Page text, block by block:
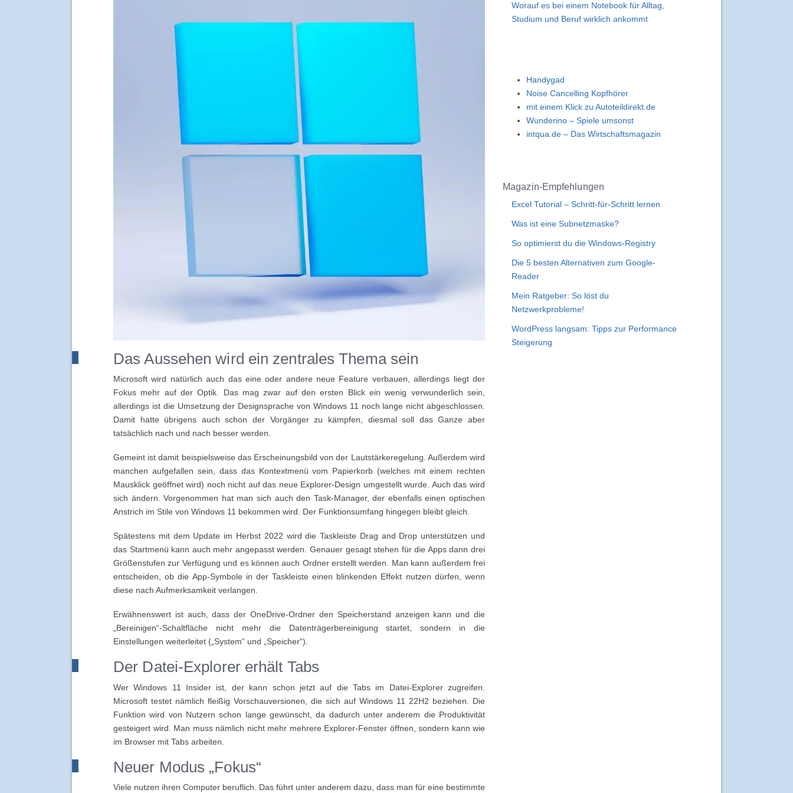
Das Aussehen wird ein zentrales Thema sein
Microsoft wird natürlich auch das eine oder andere neue Feature verbauen, allerdings liegt der
Fokus mehr auf der Optik. Das mag zwar auf den ersten Blick ein wenig verwunderlich sein,
allerdings ist die Umsetzung der Designsprache von Windows 11 noch lange nicht abgeschlossen.
Damit hatte übrigens auch schon der Vorgänger zu kämpfen, diesmal soll das Ganze aber
tatsächlich nach und nach besser werden.
Gemeint ist damit beispielsweise das Erscheinungsbild von der Lautstärkeregelung. Außerdem wird
manchen aufgefallen sein, dass das Kontextmenü vom Papierkorb (welches mit einem rechten
Mausklick geöffnet wird) noch nicht auf das neue Explorer-Design umgestellt wurde. Auch das wird
sich ändern. Vorgenommen hat man sich auch den Task-Manager, der ebenfalls einen optischen
Anstrich im Stile von Windows 11 bekommen wird. Der Funktionsumfang hingegen bleibt gleich.
Spätestens mit dem Update im Herbst 2022 wird die Taskleiste Drag and Drop unterstützen und
das Startmenü kann auch mehr angepasst werden. Genauer gesagt stehen für die Apps dann drei
Größenstufen zur Verfügung und es können auch Ordner erstellt werden. Man kann außerdem frei
entscheiden, ob die App-Symbole in der Taskleiste einen blinkenden Effekt nutzen dürfen, wenn
diese nach Aufmerksamkeit verlangen.
Erwähnenswert ist auch, dass der OneDrive-Ordner den Speicherstand anzeigen kann und die
„Bereinigen“-Schaltfläche nicht mehr die Datenträgerbereinigung startet, sondern in die
Einstellungen weiterleitet („System“ und „Speicher“).
Der Datei-Explorer erhält Tabs
Wer Windows 11 Insider ist, der kann schon jetzt auf die Tabs im Datei-Explorer zugreifen.
Microsoft testet nämlich fleißig Vorschauversionen, die sich auf Windows 11 22H2 beziehen. Die
Funktion wird von Nutzern schon lange gewünscht, da dadurch unter anderem die Produktivität
gesteigert wird. Man muss nämlich nicht mehr mehrere Explorer-Fenster öffnen, sondern kann wie
im Browser mit Tabs arbeiten.
Neuer Modus „Fokus“
Viele nutzen ihren Computer beruflich. Das führt unter anderem dazu, dass man für eine bestimmte
Worauf es bei einem Notebook für Alltag,
Studium und Beruf wirklich ankommt
Handygad
Noise Cancelling Kopfhörer
mit einem Klick zu Autoteildirekt.de
Wunderino – Spiele umsonst
intqua.de – Das Wirtschaftsmagazin
Magazin-Empfehlungen
Excel Tutorial – Schritt-für-Schritt lernen
Was ist eine Subnetzmaske?
So optimierst du die Windows-Registry
Die 5 besten Alternativen zum Google-
Reader
Mein Ratgeber: So löst du
Netzwerkprobleme!
WordPress langsam: Tipps zur Performance
Steigerung